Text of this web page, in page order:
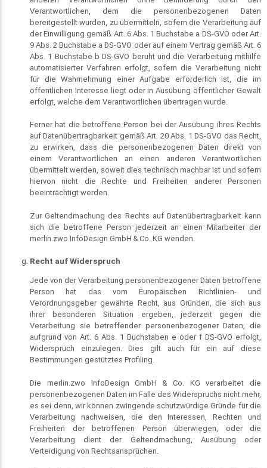
Verantwortlichen, dem die personenbezogenen Daten
bereitgestellt wurden, zu übermitteln, sofern die Verarbeitung auf
der Einwilligung gemäß Art. 6 Abs. 1 Buchstabe a DS-GVO oder Art.
9 Abs. 2 Buchstabe a DS-GVO oder auf einem Vertrag gemäß Art. 6
Abs. 1 Buchstabe b DS-GVO beruht und die Verarbeitung mithilfe
automatisierter Verfahren erfolgt, sofern die Verarbeitung nicht
für die Wahrnehmung einer Aufgabe erforderlich ist, die im
öffentlichen Interesse liegt oder in Ausübung öffentlicher Gewalt
erfolgt, welche dem Verantwortlichen übertragen wurde.
Ferner hat die betroffene Person bei der Ausübung ihres Rechts
auf Datenübertragbarkeit gemäß Art. 20 Abs. 1 DS-GVO das Recht,
zu erwirken, dass die personenbezogenen Daten direkt von
einem Verantwortlichen an einen anderen Verantwortlichen
übermittelt werden, soweit dies technisch machbar ist und sofern
hiervon nicht die Rechte und Freiheiten anderer Personen
beeinträchtigt werden.
Zur Geltendmachung des Rechts auf Datenübertragbarkeit kann
sich die betroffene Person jederzeit an einen Mitarbeiter der
merlin.zwo InfoDesign GmbH & Co. KG wenden.
Recht auf Widerspruch
Jede von der Verarbeitung personenbezogener Daten betroffene
Person hat das vom Europäischen Richtlinien- und
Verordnungsgeber gewährte Recht, aus Gründen, die sich aus
ihrer besonderen Situation ergeben, jederzeit gegen die
Verarbeitung sie betreffender personenbezogener Daten, die
aufgrund von Art. 6 Abs. 1 Buchstaben e oder f DS-GVO erfolgt,
Widerspruch einzulegen. Dies gilt auch für ein auf diese
Bestimmungen gestütztes Profiling.
Die merlin.zwo InfoDesign GmbH & Co. KG verarbeitet die
personenbezogenen Daten im Falle des Widerspruchs nicht mehr,
es sei denn, wir können zwingende schutzwürdige Gründe für die
Verarbeitung nachweisen, die den Interessen, Rechten und
Freiheiten der betroffenen Person überwiegen, oder die
Verarbeitung dient der Geltendmachung, Ausübung oder
Verteidigung von Rechtsansprüchen.